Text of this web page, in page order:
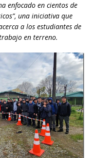
enfocado en cientos de
una iniciativa que
a los estudiantes de
en terreno.